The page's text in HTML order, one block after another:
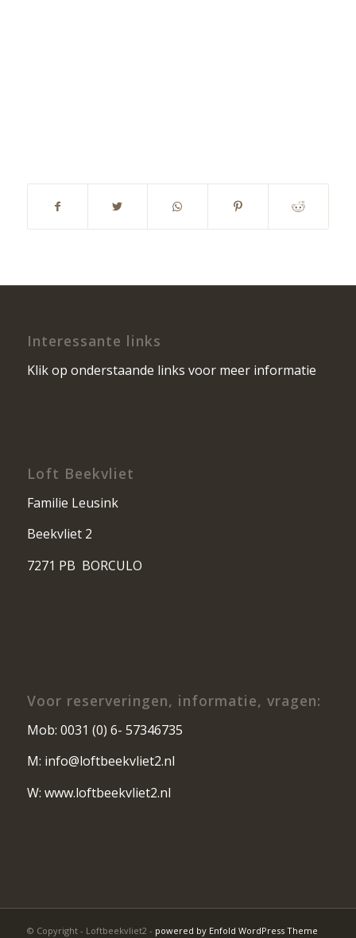
Interessante links
Klik op onderstaande links voor meer informatie
Loft Beekvliet
Familie Leusink
Beekvliet 2
7271 PB BORCULO
Voor reserveringen, informatie, vragen:
Mob: 0031 (0) 6- 57346735
M: info@loftbeekvliet2.nl
W: www.loftbeekvliet2.nl
© Copyright - Loftbeekvliet2 - powered by Enfold WordPress Theme